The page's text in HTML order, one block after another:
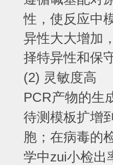
性，使反应中
异性大大增加
择特异性和保
(2) 灵敏度高
PCR产物的生
待测模板扩增
胞；在病毒的
学中zui小检出